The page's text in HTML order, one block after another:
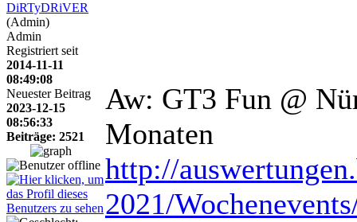
DiRTyDRiVER
(Admin)
Admin
Registriert seit
2014-11-11
08:49:08
Neuester Beitrag
2023-12-15
08:56:33
Beiträge: 2521
Aw: GT3 Fun @
Monaten
http://
2021/